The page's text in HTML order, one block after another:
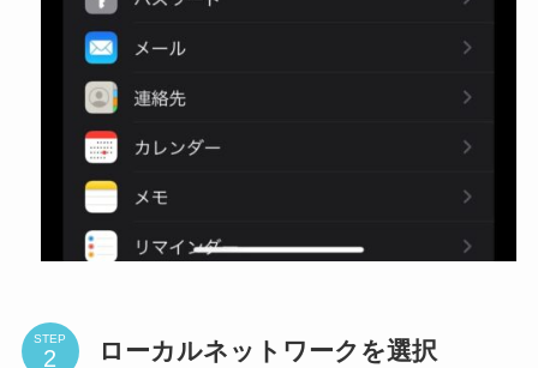
STEP ローカルネットワークを選択